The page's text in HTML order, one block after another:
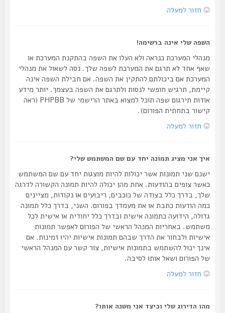
חזור למעלה
השפה שלי אינה ברשימה!
מנהלי המערכת כנראה ולא העלו את השפה בהתקנת המערכת או
שאף אחד לא תרגם את המערכת לשפה שלך. נסה לשאול את מנהלי
המערכת אם ביכולתם להתקין את השפה. אם חבילת השפה אינה
קיימת, תרגיש חופשי לנסות ולתרגם את השפה בעצמך. יותר מידע
אודות תירגום שפה תוכל למצוא באתר הרישמי של PHPBB (ראה
קישור בתחתית הפורום).
חזור למעלה
איך אני מציג תמונה יחד עם שם המשתמש שלי?
ישנם שני תמונות אשר יכולות להיות מוצגות יחד עם שם המשתמש
כאשר צופים בהודעות. אחת מהן יכולה להיות תמונה הקשורה לדרגה
שלך, בדרך כלל בצודה של כוכבים, ריבועים או נקודות, מציינים
כמה הודעות כתבת או את מעמדך בפורום. השני, בדרך כלל תמונה
גדולה, הידועה כתמונה אישית ובדרך כלל יחודית או אישית לכל
משתמש. באחריות המנהל הראשי של הפורום לאפשר תמונות
אישיות ולבחור את הדרך שבהם תמונות אישיות יהיו זמינות. אם
אינך יכול להשתמש בתמונות אישיות, צור קשר עם המנהל הראשי
של הפורום ושאל אותו לסיבה.
חזור למעלה
מהו הדירוג שלי וכיצד אני משנה אותו?